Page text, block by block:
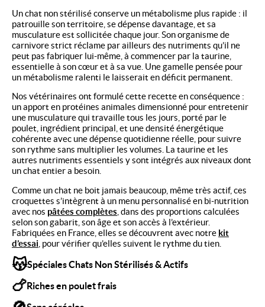
Un chat non stérilisé conserve un métabolisme plus rapide : il
patrouille son territoire, se dépense davantage, et sa
musculature est sollicitée chaque jour. Son organisme de
carnivore strict réclame par ailleurs des nutriments qu’il ne
peut pas fabriquer lui-même, à commencer par la taurine,
essentielle à son cœur et à sa vue. Une gamelle pensée pour
un métabolisme ralenti le laisserait en déficit permanent.
Nos vétérinaires ont formulé cette recette en conséquence :
un apport en protéines animales dimensionné pour entretenir
une musculature qui travaille tous les jours, porté par le
poulet, ingrédient principal, et une densité énergétique
cohérente avec une dépense quotidienne réelle, pour suivre
son rythme sans multiplier les volumes. La taurine et les
autres nutriments essentiels y sont intégrés aux niveaux dont
un chat entier a besoin.
Comme un chat ne boit jamais beaucoup, même très actif, ces
croquettes s’intègrent à un menu personnalisé en bi-nutrition
avec nos pâtées complètes , dans des proportions calculées
selon son gabarit, son âge et son accès à l’extérieur.
Fabriquées en France, elles se découvrent avec notre kit
d’essai , pour vérifier qu’elles suivent le rythme du tien.
😽Spéciales Chats Non Stérilisés & Actifs
🍗Riches en poulet frais